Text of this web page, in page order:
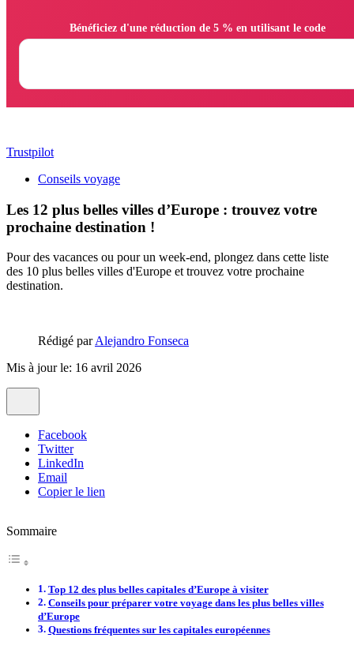
Trustpilot
Conseils voyage
Les 12 plus belles villes d’Europe : trouvez votre
prochaine destination !
Pour des vacances ou pour un week-end, plongez dans cette liste
des 10 plus belles villes d'Europe et trouvez votre prochaine
destination.
Rédigé parAlejandro Fonseca
Mis à jour le: 16 avril 2026
Facebook
Twitter
LinkedIn
Email
Copier le lien
Sommaire
Top 12 des plus belles capitales d’Europe à visiter
Conseils pour préparer votre voyage dans les plus belles villes
d’Europe
Questions fréquentes sur les capitales européennes